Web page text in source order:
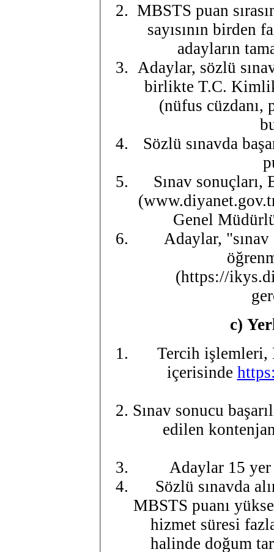
MBSTS puan
sayısının birden
adayların
Adaylar, sözlü
birlikte T.C.
(nüfus cüzdanı,
Sözlü sınavda
Sınav sonuçları,
Genel
Adaylar,
(https://
c)
Tercih işlemleri,
içerisinde
Sınav sonucu
edilen
Adaylar 15
Sözlü sınavda
MBSTS puanı
hizmet süresi
halinde doğum